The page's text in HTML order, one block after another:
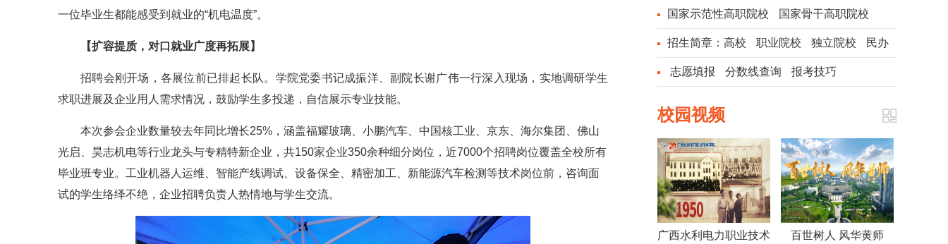
一位毕业生都能感受到就业的“机电温度”。
【扩容提质，对口就业广度再拓展】
招聘会刚开场，各展位前已排起长队。学院党委书记成振洋、副院长谢广伟一行深入现场，实地调研学生
求职进展及企业用人需求情况，鼓励学生多投递，自信展示专业技能。
本次参会企业数量较去年同比增长25%，涵盖福耀玻璃、小鹏汽车、中国核工业、京东、海尔集团、佛山
光启、昊志机电等行业龙头与专精特新企业，共150家企业350余种细分岗位，近7000个招聘岗位覆盖全校所有
毕业班专业。工业机器人运维、智能产线调试、设备保全、精密加工、新能源汽车检测等技术岗位前，咨询面
试的学生络绎不绝，企业招聘负责人热情地与学生交流。
国家示范性高职院校 国家骨干高职院校
招生简章： 高校 职业院校 独立院校 民办
院校志愿填报 分数线查询 报考技巧
校园视频
广西水利电力职业技术 百世树人 风华黄师